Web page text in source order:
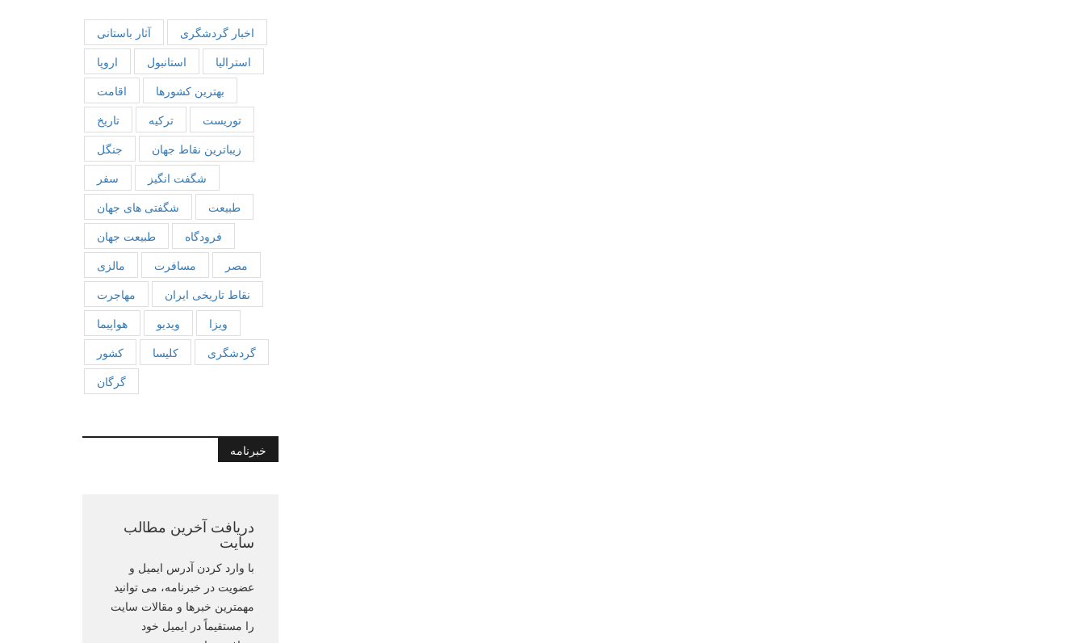
آثار باستانی
اخبار گردشگری
اروپا
استانبول
استرالیا
اقامت
بهترین کشورها
تاریخ
ترکیه
توریست
جنگل
زیباترین نقاط جهان
سفر
شگفت انگیز
شگفتی های جهان
طبیعت
طبیعت جهان
فرودگاه
مالزی
مسافرت
مصر
مهاجرت
نقاط تاریخی ایران
هواپیما
ویدیو
ویزا
کشور
کلیسا
گردشگری
گرگان
خبرنامه
دریافت آخرین مطالب
سایت
با وارد کردن آدرس ایمیل و
عضویت در خبرنامه، می توانید
مهمترین خبرها و مقالات سایت
را مستقیماً در ایمیل خود